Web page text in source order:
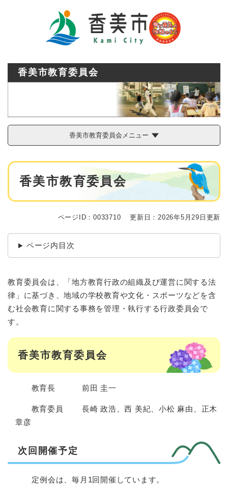
香美市教育委員会
香美市教育委員会メニュー
本
香美市教育委員会
ページID：0033710 更新日：2026年5月29日更新
ページ内目次
教育委員会は、「地方教育行政の組織及び運営に関する法
律」に基づき、地域の学校教育や文化・スポーツなどを含
む社会教育に関する事務を管理・執行する行政委員会で
す。
香美市教育委員会
教育長 前田 圭一
教育委員 長崎 政浩、西 美紀、小松 麻由、正木
章彦
次回開催予定
定例会は、毎月1回開催しています。